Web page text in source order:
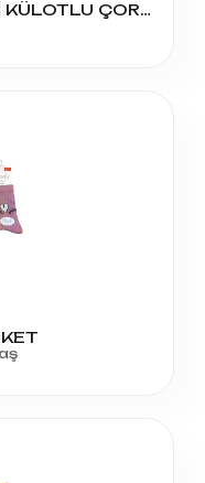
MLDY 5-7 YAŞ KIZ DESENLİ KÜLOTLU ÇORAP